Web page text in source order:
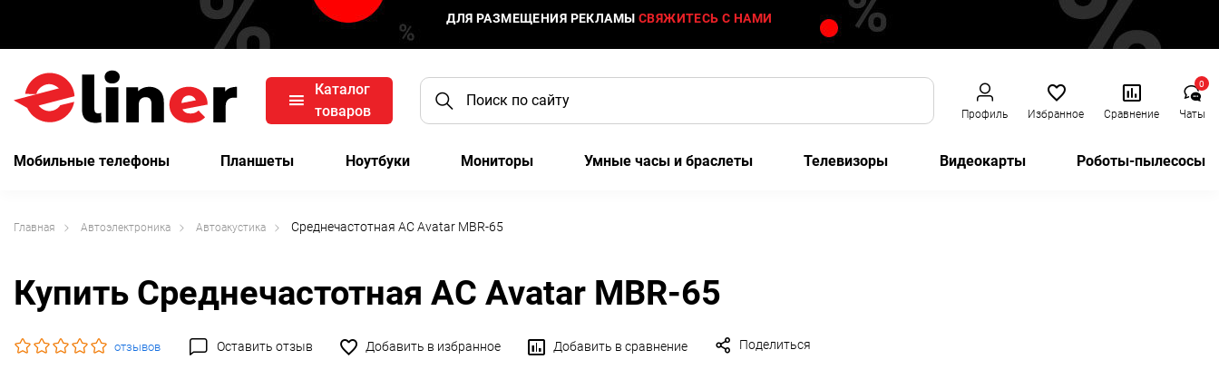
ДЛЯ РАЗМЕЩЕНИЯ РЕКЛАМЫ СВЯЖИТЕСЬ С НАМИ
Каталог
товаров
Профиль Избранное Сравнение Чаты
0
Мобильные телефоны Планшеты Ноутбуки Мониторы Умные часы и браслеты Телевизоры Видеокарты Роботы-пылесосы
Главная Автоэлектроника Автоакустика Среднечастотная АС Avatar MBR-65
Купить Среднечастотная АС Avatar MBR-65
отзывов Оставить отзыв Добавить в избранное Добавить в сравнение Поделиться